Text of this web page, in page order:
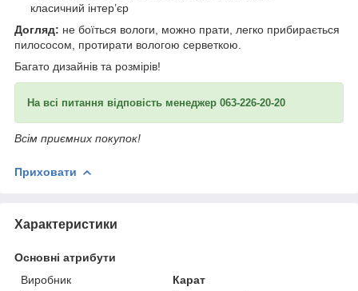
класичний інтер’єр
Догляд: не боїться вологи, можно прати, легко прибирається
пилососом, протирати вологою серветкою.
Багато дизайнів та розмірів!
На всі питання відповість менеджер 063-226-20-20
Всім приємних покупок!
Приховати
Характеристики
Основні атрибути
Виробник
Карат